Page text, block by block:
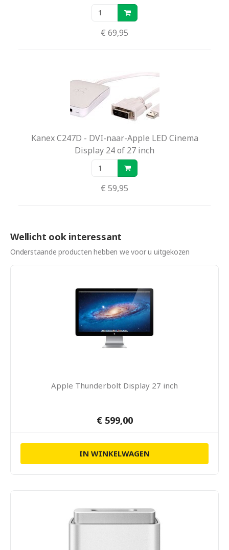
€ 69,95
Kanex C247D - DVI-naar-Apple LED Cinema
Display 24 of 27 inch
€ 59,95
Wellicht ook interessant
Onderstaande producten hebben we voor u uitgekozen
Apple Thunderbolt Display 27 inch
€ 599,00
IN WINKELWAGEN